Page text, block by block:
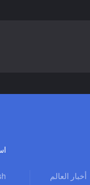
أخبار العالم